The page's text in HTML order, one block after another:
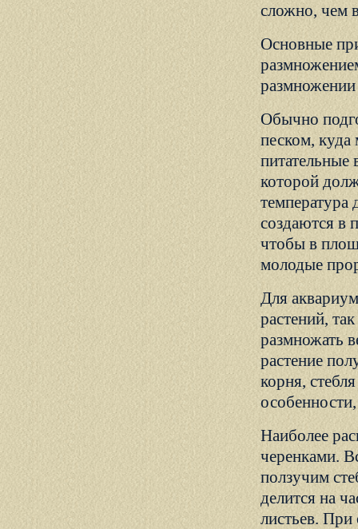
сложно, чем
Основные
размножении
Обычно
песком, куда
питательные
которой
температура
создаются в
чтобы в
молодые
Для
растений,
размножать
растение
корня,
Наиболее
черенками.
ползучим
делится на
листьев. При